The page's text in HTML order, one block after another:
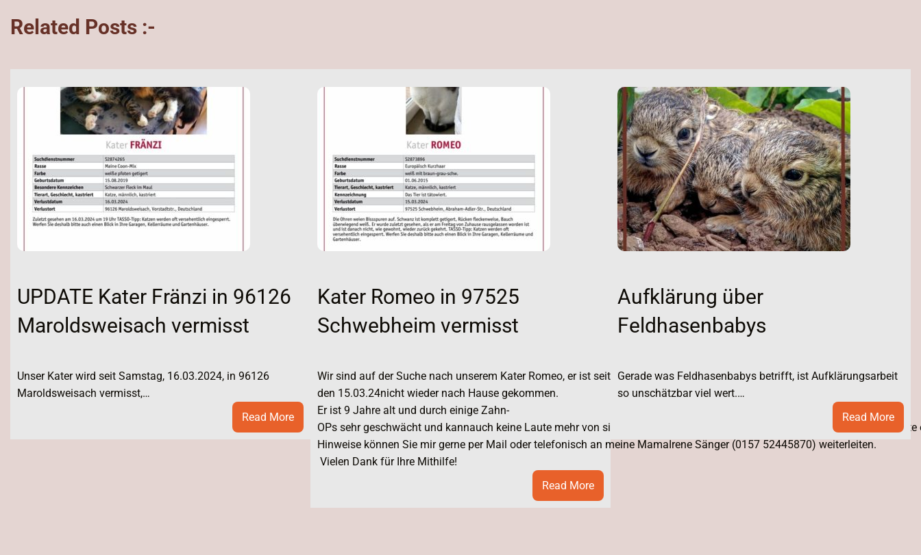
Related Posts :-
UPDATE Kater Fränzi in 96126
Maroldsweisach vermisst
Unser Kater wird seit Samstag, 16.03.2024, in 96126
Maroldsweisach vermisst,…
Read More:
UPDATE
Kater
Fränzi
Kater Romeo in 97525
Schwebheim vermisst
Wir sind auf der Suche nach unserem Kater Romeo, er ist seit Freitag
den 15.03.24nicht wieder nach Hause gekommen.
Er ist 9 Jahre alt und durch einige Zahn-
OPs sehr geschwächt und kannauch keine Laute mehr von sich geben, daher nicht mehr auf sichaufmerksam machen, sollte
Hinweise können Sie mir gerne per Mail oder telefonisch an meine MamaIrene Sänger (0157 52445870) weiterleiten.
Vielen Dank für Ihre Mithilfe!
Read More:
Kater
Aufklärung über
Feldhasenbabys
Gerade was Feldhasenbabys betrifft, ist Aufklärungsarbeit
so unschätzbar viel wert.…
Read More: